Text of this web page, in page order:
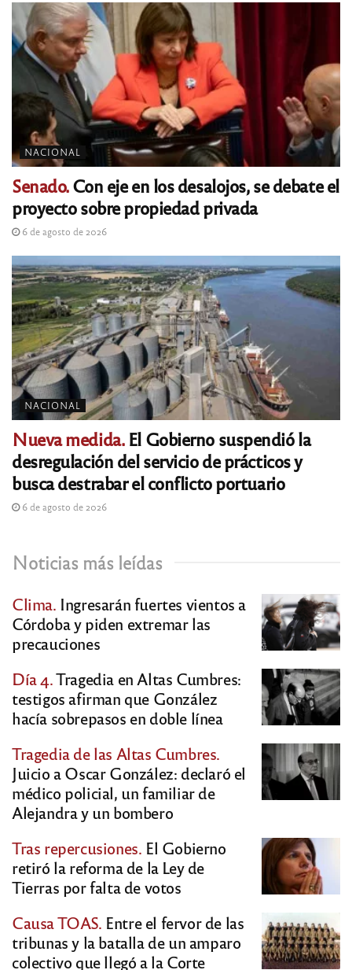
NACIONAL
Senado.Con eje en los desalojos, se debate el
proyecto sobre propiedad privada
6 de agosto de 2026
NACIONAL
Nueva medida.El Gobierno suspendió la
desregulación del servicio de prácticos y
busca destrabar el conflicto portuario
6 de agosto de 2026
Noticias más leídas
Clima. Ingresarán fuertes vientos a
Córdoba y piden extremar las
precauciones
Día 4.Tragedia en Altas Cumbres:
testigos afirman que González
hacía sobrepasos en doble línea
Tragedia de las Altas Cumbres.
Juicio a Oscar González: declaró el
médico policial, un familiar de
Alejandra y un bombero
Tras repercusiones. El Gobierno
retiró la reforma de la Ley de
Tierras por falta de votos
Causa TOAS. Entre el fervor de las
tribunas y la batalla de un amparo
colectivo que llegó a la Corte